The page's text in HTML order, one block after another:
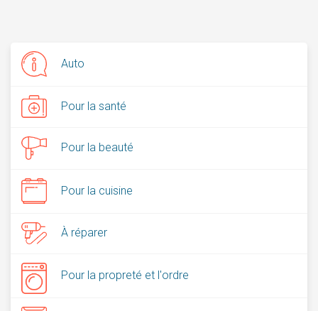
Auto
Pour la santé
Pour la beauté
Pour la cuisine
À réparer
Pour la propreté et l'ordre